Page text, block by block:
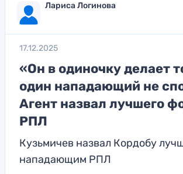
Лариса Логинова
17.12.2025
«Он в одиночку делает
один нападающий не
Агент назвал лучшего
РПЛ
Кузьмичев назвал Кордобу
нападающим РПЛ